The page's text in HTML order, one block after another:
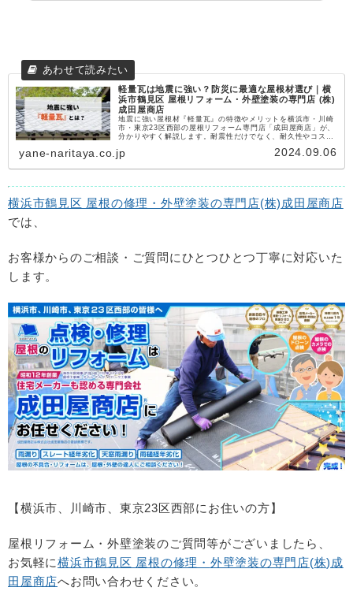
軽量瓦は地震に強い？防災に最適な屋根材選び｜横
浜市鶴見区 屋根リフォーム・外壁塗装の専門店 (株)
成田屋商店
地震に強い屋根材『軽量瓦』の特徴やメリットを横浜市・川崎
市・東京23区西部の屋根リフォーム専門店「成田屋商店」が、
分かりやすく解説します。耐震性だけでなく、耐久性やコスト
お考えの方にピッタリの選択肢。和風の家にも馴染むデザイン
を守る準備を始めましょう！
yane-naritaya.co.jp 2024.09.06
横浜市鶴見区 屋根の修理・外壁塗装の専門店(株)成田屋商店
では、
お客様からのご相談・ご質問にひとつひとつ丁寧に対応いた
します。
【横浜市、川崎市、東京23区西部にお住いの方】
屋根リフォーム・外壁塗装のご質問等がございましたら、
お気軽に横浜市鶴見区 屋根の修理・ 外壁塗装の専門店(株) 成
田屋商店へお問い合わせください。